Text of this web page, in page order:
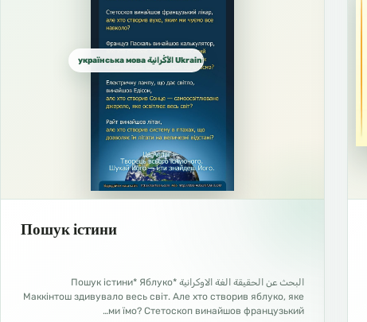
Пошук істини
البحث عن الحقيقة الغة الاوكرانية *Пошук істини* Яблуко
Маккінтош здивувало весь світ. Але хто створив яблуко, яке
ми їмо? Стетоскоп винайшов французький…